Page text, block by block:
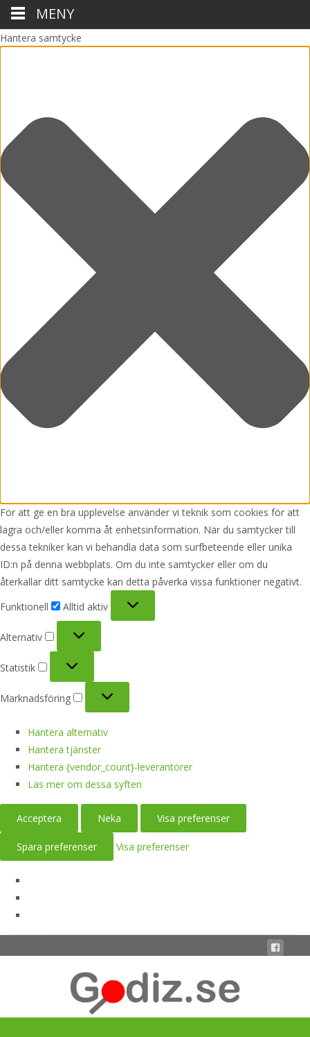
Hantera samtycke
För att ge en bra upplevelse använder vi teknik som cookies för att
lagra och/eller komma åt enhetsinformation. När du samtycker till
dessa tekniker kan vi behandla data som surfbeteende eller unika
ID:n på denna webbplats. Om du inte samtycker eller om du
återkallar ditt samtycke kan detta påverka vissa funktioner negativt.
Funktionell
Alltid aktiv
Alternativ
Statistik
Marknadsföring
Hantera alternativ
Hantera tjänster
Hantera {vendor_count}-leverantörer
Läs mer om dessa syften
Acceptera Neka Visa preferenser
Spara preferenser Visa preferenser
MENY